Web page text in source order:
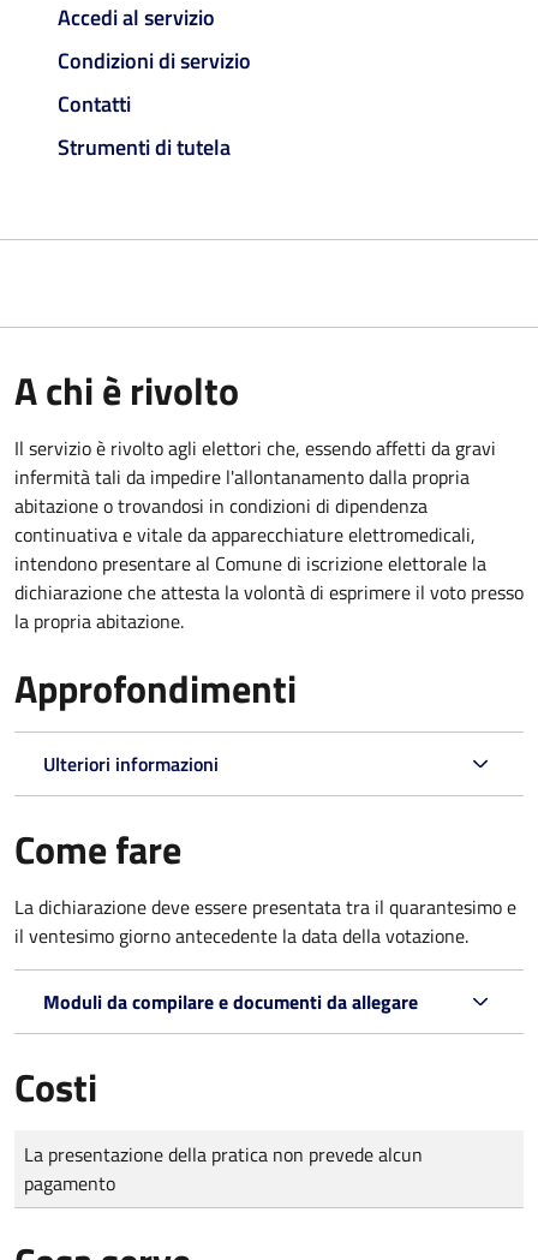
Accedi al servizio
Condizioni di servizio
Contatti
Strumenti di tutela
A chi è rivolto
Il servizio è rivolto agli elettori che, essendo affetti da gravi
infermità tali da impedire l'allontanamento dalla propria
abitazione o trovandosi in condizioni di dipendenza
continuativa e vitale da apparecchiature elettromedicali,
intendono presentare al Comune di iscrizione elettorale la
dichiarazione che attesta la volontà di esprimere il voto presso
la propria abitazione.
Approfondimenti
Ulteriori informazioni
Come fare
La dichiarazione deve essere presentata tra il quarantesimo e
il ventesimo giorno antecedente la data della votazione.
Moduli da compilare e documenti da allegare
Costi
Tipo di pagamento
Importo
La presentazione della pratica non prevede alcun
pagamento